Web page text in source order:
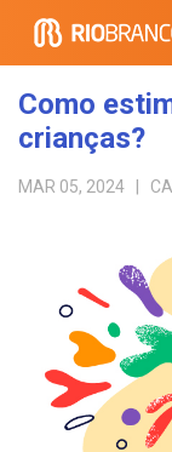
Como
crianças?
MAR 05, 2024 |